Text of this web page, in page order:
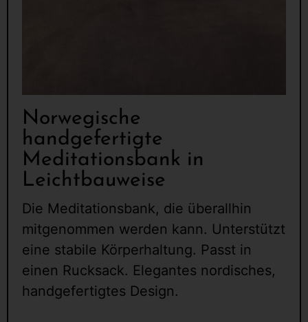
Norwegische
handgefertigte
Meditationsbank in
Leichtbauweise
Die Meditationsbank, die überallhin
mitgenommen werden kann. Unterstützt
eine stabile Körperhaltung. Passt in
einen Rucksack. Elegantes nordisches,
handgefertigtes Design.